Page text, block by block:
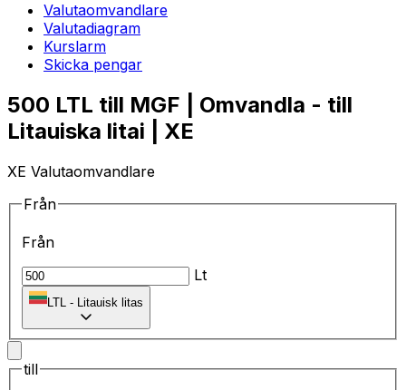
Valutaomvandlare
Valutadiagram
Kurslarm
Skicka pengar
500 LTL till MGF | Omvandla - till
Litauiska litai | XE
XE Valutaomvandlare
Från
Från
Lt
LTL - Litauisk litas
till